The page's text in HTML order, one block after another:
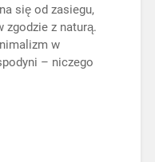
się od zasiegu,
zgodzie z naturą.
w
– niczego